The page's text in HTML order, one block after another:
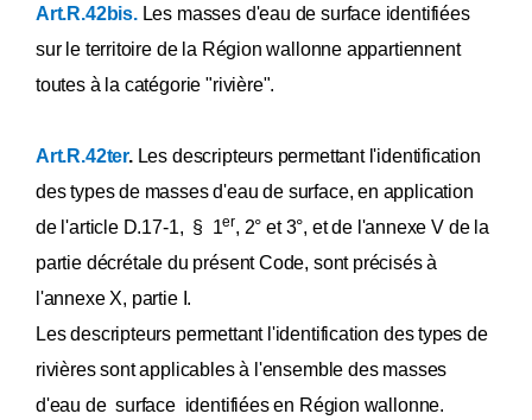
Art.R.42bis. Les masses d'eau de surface identifiées
sur le territoire de la Région wallonne appartiennent
toutes à la catégorie "rivière".
Art.R.42ter. Les descripteurs permettant l'identification
des types de masses d'eau de surface, en application
de l'article D.17-1, § 1er, 2° et 3°, et de l'annexe V de la
partie décrétale du présent Code, sont précisés à
l'annexe X, partie I.
Les descripteurs permettant l'identification des types de
rivières sont applicables à l'ensemble des masses
d'eau de surface identifiées en Région wallonne.